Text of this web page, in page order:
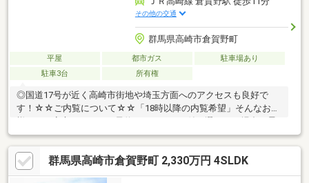
その他の交通
群馬県高崎市倉賀野町
平屋 都市ガス
駐車場あり
駐車3台
所有権
◎国道17号が近く高崎市街地や埼玉方面へのアクセスも良好で
す！☆☆ご内覧について☆☆「18時以降の内覧希望」そんなお客
軟に対応いたします！ぜひお気軽にご相談ください。◆西側接
道：法定外道路◆北側・東側接道：位置指定道路◆現況：居住中
群馬県高崎市倉賀野町 2,330万円 4SLDK